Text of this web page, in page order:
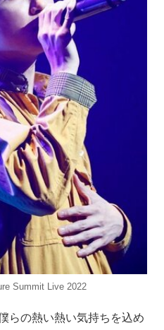
Summit Live 2022
らの熱い熱い気持ちを込め